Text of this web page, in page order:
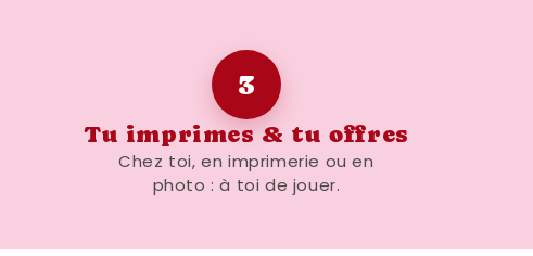
mieux à votre espace ou à celui de la
ou une chambre, vous trouverez le
situation.
exceptionnelle
3
Tu imprimes & tu offres
Chez toi, en imprimerie ou en
photo : à toi de jouer.